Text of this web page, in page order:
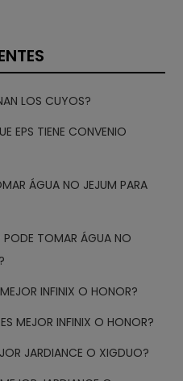
LOS CUYOS?
EPS TIENE CONVENIO
ÁGUA NO JEJUM PARA
PODE TOMAR ÁGUA NO
INFINIX O HONOR?
MEJOR INFINIX O HONOR?
JARDIANCE O XIGDUO?